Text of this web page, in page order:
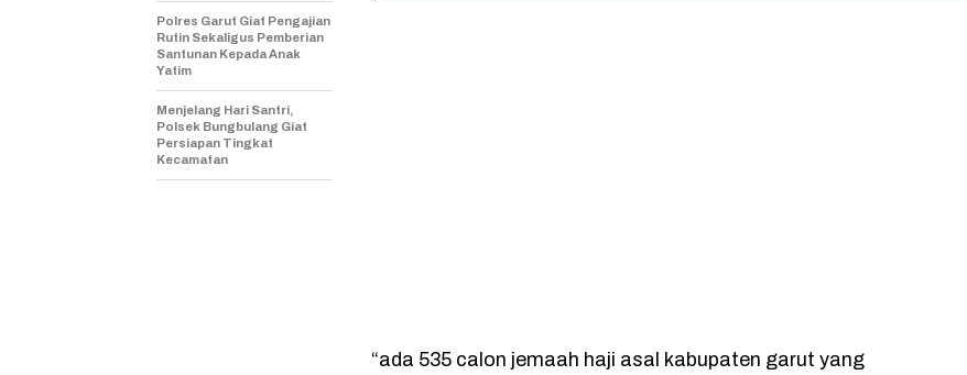
“ada 535 calon jemaah haji asal kabupaten garut yang
Polres Garut Giat Pengajian
Rutin Sekaligus Pemberian
Santunan Kepada Anak
Yatim
Menjelang Hari Santri,
Polsek Bungbulang Giat
Persiapan Tingkat
Kecamatan